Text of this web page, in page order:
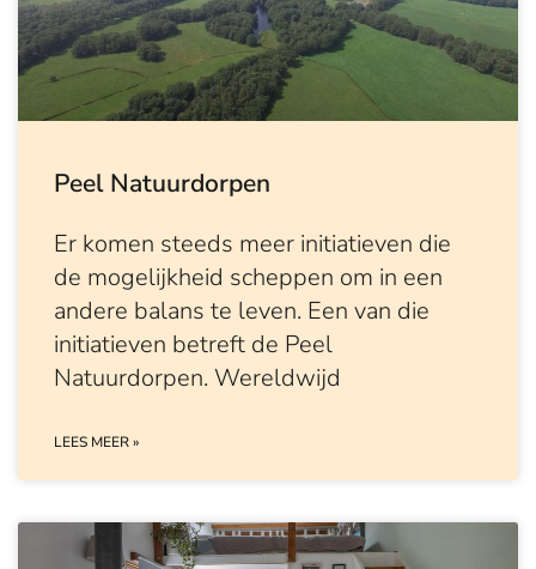
Peel Natuurdorpen
Er komen steeds meer initiatieven die
de mogelijkheid scheppen om in een
andere balans te leven. Een van die
initiatieven betreft de Peel
Natuurdorpen. Wereldwijd
LEES MEER »